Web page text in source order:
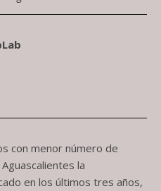
con menor número de
la
en los últimos tres años,